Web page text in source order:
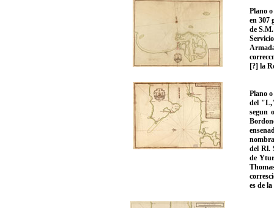
Plano
en 307
de
[?] la
Plano
del
segun
del Rl.
de
es de